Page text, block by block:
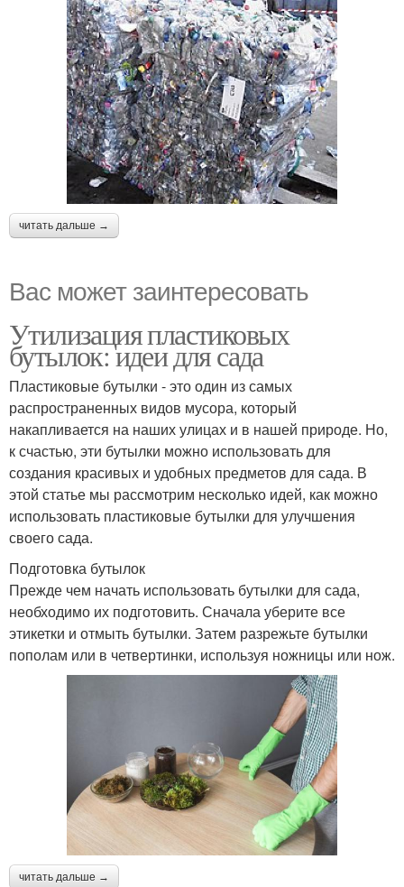
читать дальше →
Вас может заинтересовать
Утилизация пластиковых
бутылок: идеи для сада
Пластиковые бутылки - это один из самых
распространенных видов мусора, который
накапливается на наших улицах и в нашей природе. Но,
к счастью, эти бутылки можно использовать для
создания красивых и удобных предметов для сада. В
этой статье мы рассмотрим несколько идей, как можно
использовать пластиковые бутылки для улучшения
своего сада.
Подготовка бутылок
Прежде чем начать использовать бутылки для сада,
необходимо их подготовить. Сначала уберите все
этикетки и отмыть бутылки. Затем разрежьте бутылки
пополам или в четвертинки, используя ножницы или нож.
читать дальше →